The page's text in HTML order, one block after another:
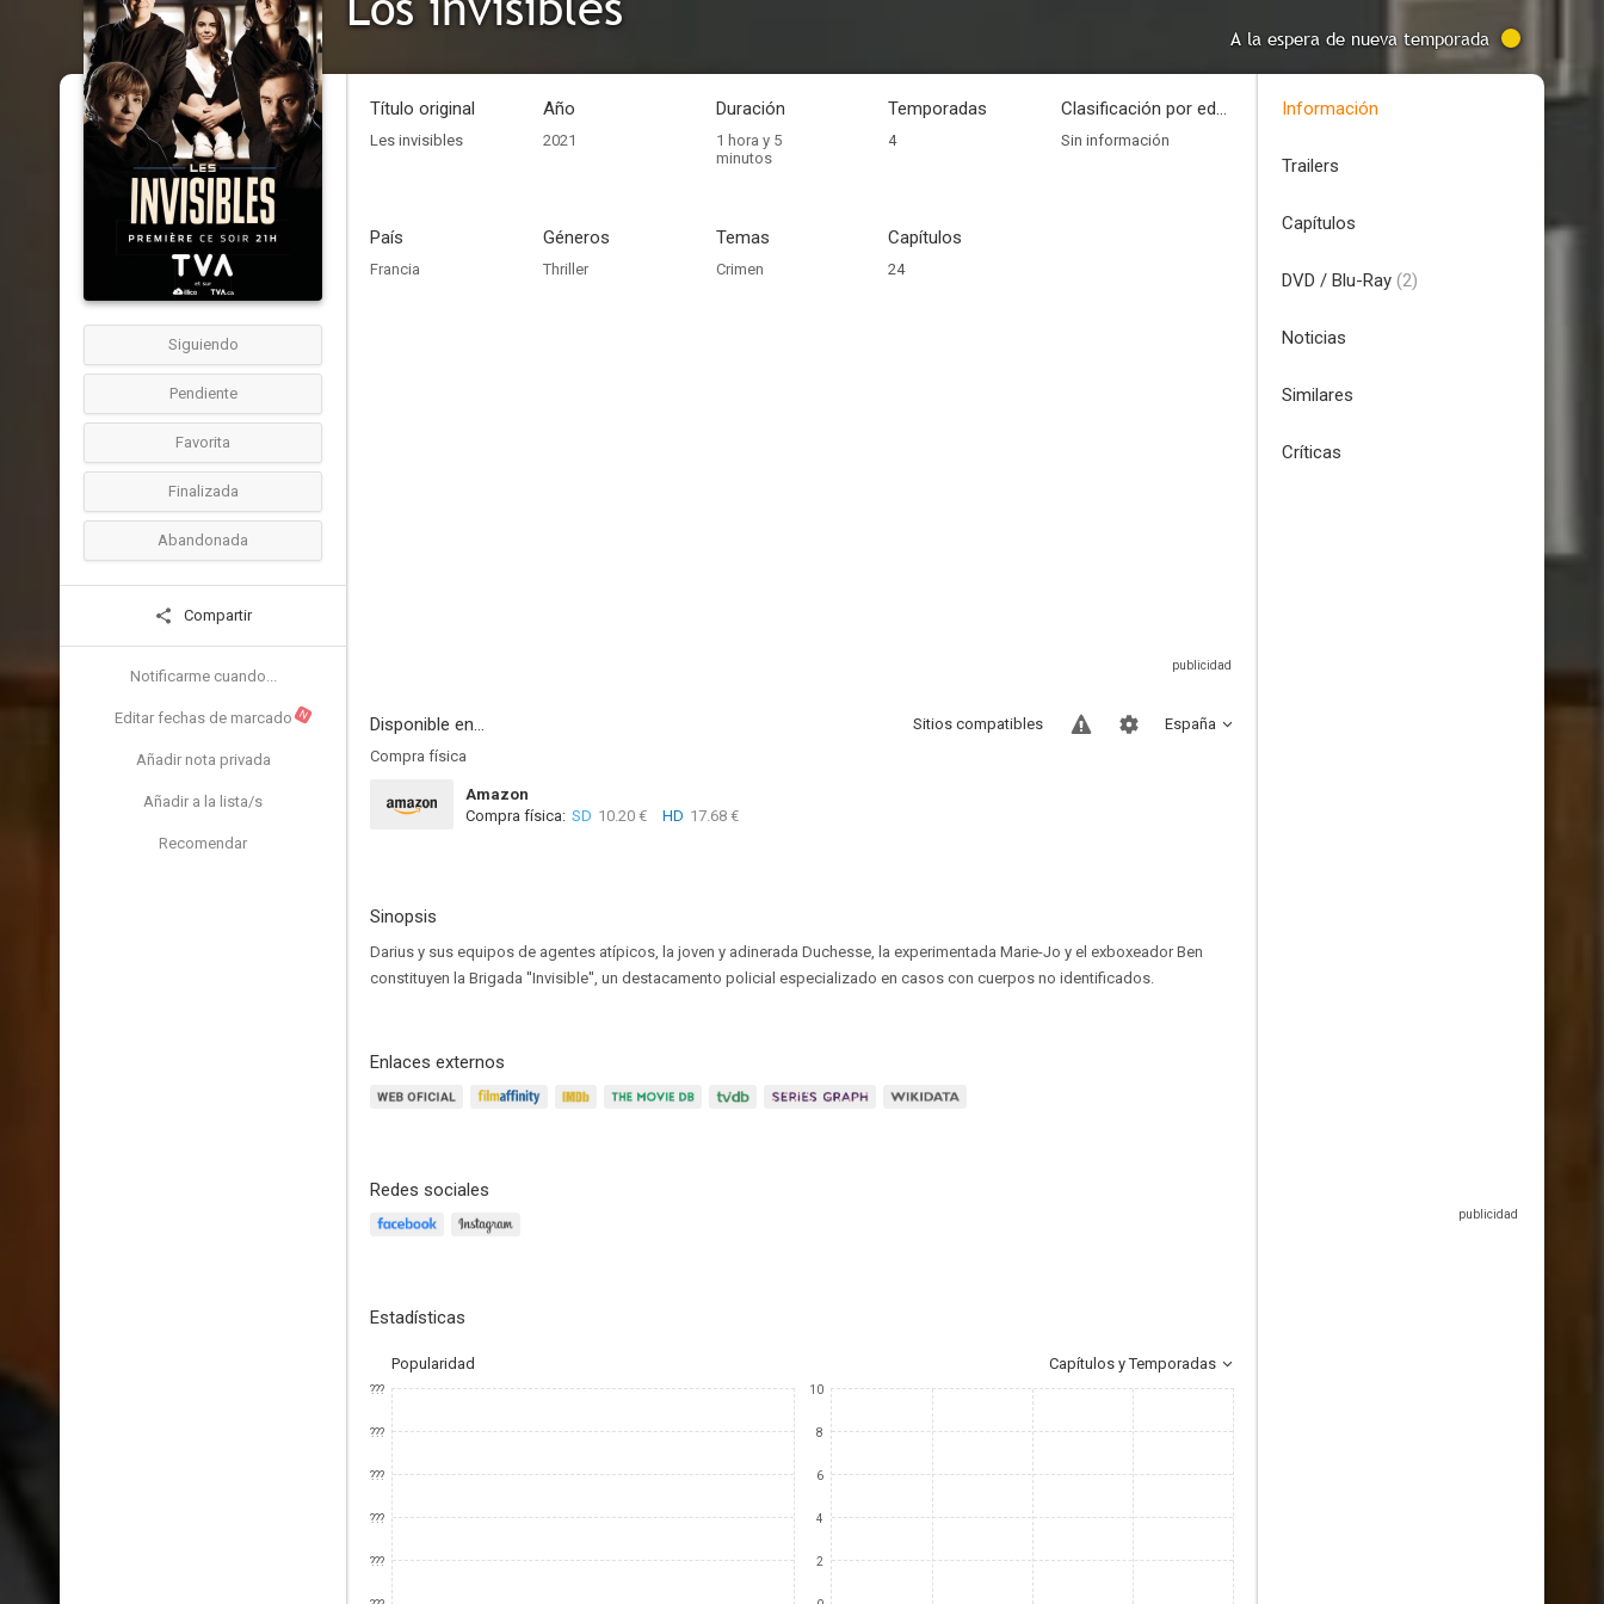
A la espera de nueva temporada
Siguiendo
Pendiente
Favorita
Finalizada
Abandonada
Compartir
Notificarme cuando...
Editar fechas de marcado N
Añadir nota privada
Añadir a la lista/s
Recomendar
Título original
Les invisibles
Año
2021
Duración
1 hora y 5
minutos
Temporadas
4
Clasificación por edades
Sin información
País
Francia
Géneros
Thriller
Temas
Crimen
Capítulos
24
Disponible en... España
Sitios compatibles
Compra física
Amazon
Compra física: SD 10.20 € HD 17.68 €
Sinopsis
Darius y sus equipos de agentes atípicos, la joven y adinerada Duchesse, la experimentada Marie-Jo y el exboxeador Ben
constituyen la Brigada ''Invisible'', un destacamento policial especializado en casos con cuerpos no identificados.
Enlaces externos
Redes sociales
Estadísticas
Popularidad Capítulos y Temporadas
???
???
???
???
???
10
8
6
4
2
Información
Trailers
Capítulos
DVD / Blu-Ray (2)
Noticias
Similares
Críticas